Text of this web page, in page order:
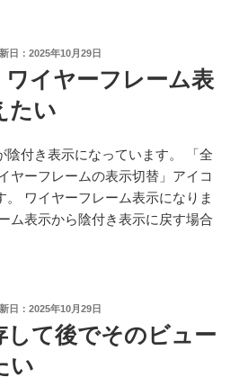
2025年10月29日
ワイヤーフレーム表
たい
陰付き表示になっています。 「全
ヤーフレームの表示切替」アイコ
。 ワイヤーフレーム表示になりま
ム表示から陰付き表示に戻す場合
2025年10月29日
して後でそのビュー
い